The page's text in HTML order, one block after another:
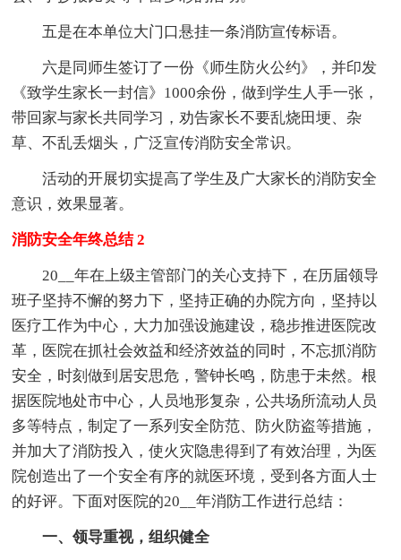
五是在本单位大门口悬挂一条消防宣传标语。
六是同师生签订了一份《师生防火公约》，并印发
《致学生家长一封信》1000余份，做到学生人手一张，
带回家与家长共同学习，劝告家长不要乱烧田埂、杂
草、不乱丢烟头，广泛宣传消防安全常识。
活动的开展切实提高了学生及广大家长的消防安全
意识，效果显著。
消防安全年终总结 2
20__年在上级主管部门的关心支持下，在历届领导
班子坚持不懈的努力下，坚持正确的办院方向，坚持以
医疗工作为中心，大力加强设施建设，稳步推进医院改
革，医院在抓社会效益和经济效益的同时，不忘抓消防
安全，时刻做到居安思危，警钟长鸣，防患于未然。根
据医院地处市中心，人员地形复杂，公共场所流动人员
多等特点，制定了一系列安全防范、防火防盗等措施，
并加大了消防投入，使火灾隐患得到了有效治理，为医
院创造出了一个安全有序的就医环境，受到各方面人士
的好评。下面对医院的20__年消防工作进行总结：
一、领导重视，组织健全